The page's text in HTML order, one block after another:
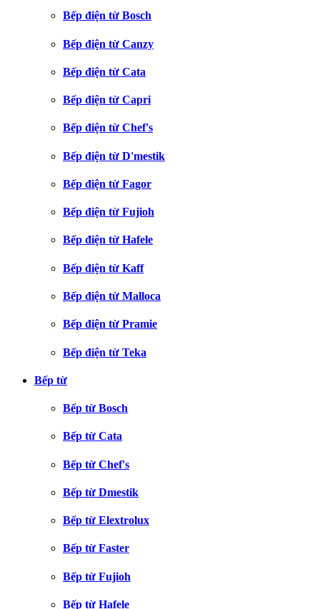
Bếp điện từ Bosch
Bếp điện từ Canzy
Bếp điện từ Cata
Bếp điện từ Capri
Bếp điện từ Chef's
Bếp điện từ D'mestik
Bếp điện từ Fagor
Bếp điện từ Fujioh
Bếp điện từ Hafele
Bếp điện từ Kaff
Bếp điện từ Malloca
Bếp điện từ Pramie
Bếp điện từ Teka
Bếp từ
Bếp từ Bosch
Bếp từ Cata
Bếp từ Chef's
Bếp từ Dmestik
Bếp từ Elextrolux
Bếp từ Faster
Bếp từ Fujioh
Bếp từ Hafele